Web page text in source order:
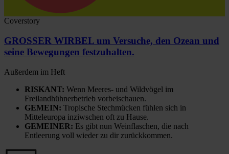
Coverstory
GROSSER WIRBEL um Versuche, den Ozean und
seine Bewegungen festzuhalten.
Außerdem im Heft
RISKANT: Wenn Meeres- und Wildvögel im
Freilandhühnerbetrieb vorbeischauen.
GEMEIN: Tropische Stechmücken fühlen sich in
Mitteleuropa inziwschen oft zu Hause.
GEMEINER: Es gibt nun Weinflaschen, die nach
Entleerung voll wieder zu dir zurückkommen.